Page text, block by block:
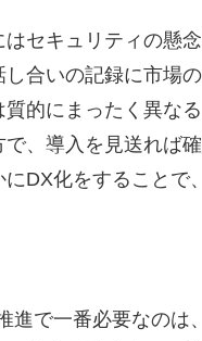
はセキュリティの懸
し合いの記録に市場
質的にまったく異な
で、導入を見送れば
にDX化をすることで
進で一番必要なのは